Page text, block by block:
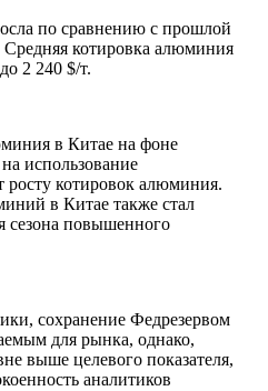
по сравнению с прошлой
Средняя котировка алюминия
2 240 $/т.
в Китае на фоне
использование
росту котировок алюминия.
в Китае также стал
сезона повышенного
сохранение Федрезервом
для рынка, однако,
выше целевого показателя,
аналитиков